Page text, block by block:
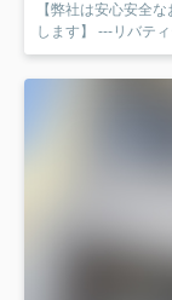
【弊社は安心安全
します】 ---リバテ